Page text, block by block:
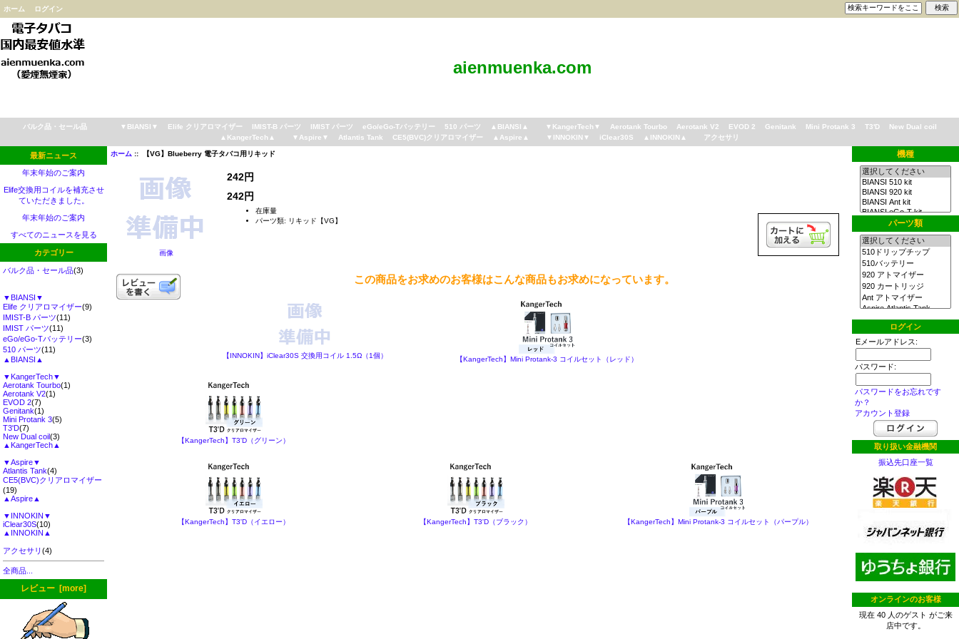
ホーム ログイン
aienmuenka.com
バルク品・セール品 ▼BIANSI▼ Elife クリアロマイザー IMIST-B パーツ IMIST パーツ eGo/eGo-Tバッテリー 510 パーツ ▲BIANSI▲ ▼KangerTech▼ Aerotank Tourbo Aerotank V2 EVOD 2 Genitank Mini Protank 3 T3'D
New Dual coil
▲KangerTech▲
▼Aspire▼ Atlantis Tank CE5(BVC)クリアロマイザー ▲Aspire▲ ▼INNOKIN▼ iClear30S ▲INNOKIN▲ アクセサリ
最新ニュース
年末年始のご案内
Elife交換用コイルを補充させ
ていただきました。
年末年始のご案内
すべてのニュースを見る
カテゴリー
バルク品・セール品(3)
▼BIANSI▼
Elife クリアロマイザー(9)
IMIST-B パーツ(11)
IMIST パーツ(11)
eGo/eGo-Tバッテリー(3)
510 パーツ(11)
▲BIANSI▲
▼KangerTech▼
Aerotank Tourbo(1)
Aerotank V2(1)
EVOD 2(7)
Genitank(1)
Mini Protank 3(5)
T3'D(7)
New Dual coil(3)
▲KangerTech▲
▼Aspire▼
Atlantis Tank(4)
CE5(BVC)クリアロマイザー
(19)
▲Aspire▲
▼INNOKIN▼
iClear30S(10)
▲INNOKIN▲
アクセサリ(4)
全商品...
レビュー [more]
ホーム :: 【VG】Blueberry 電子タバコ用リキッド
画像
242円
242円
在庫量
パーツ類: リキッド【VG】
この商品をお求めのお客様はこんな商品もお求めになっています。
【INNOKIN】iClear30S 交換用コイル 1.5Ω（1個） 【KangerTech】Mini Protank-3 コイルセット（レッド）
【KangerTech】T3'D（グリーン）
【KangerTech】T3'D（イエロー） 【KangerTech】T3'D（ブラック） 【KangerTech】Mini Protank-3 コイルセット（パープル）
機種
パーツ類
ログイン
Eメールアドレス:
パスワード:
パスワードをお忘れです
か？
アカウント登録
取り扱い金融機関
振込先口座一覧
オンラインのお客様
現在 40 人のゲスト がご来
店中です。